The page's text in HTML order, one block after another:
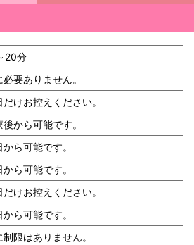
20分
必要ありません。
だけお控えください。
後から可能です。
から可能です。
から可能です。
だけお控えください。
から可能です。
制限はありません。